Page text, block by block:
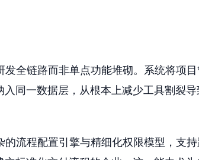
全链路而非单点功能堆砌。系统将项目
同一数据层，从根本上减少工具割裂
流程配置引擎与精细化权限模型，支